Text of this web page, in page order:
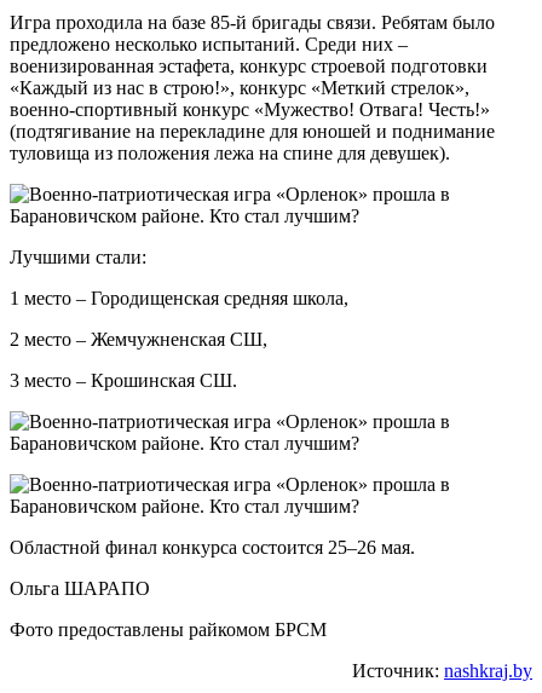
Игра проходила на базе 85-й бригады связи. Ребятам было
предложено несколько испытаний. Среди них –
военизированная эстафета, конкурс строевой подготовки
«Каждый из нас в строю!», конкурс «Меткий стрелок»,
военно-спортивный конкурс «Мужество! Отвага! Честь!»
(подтягивание на перекладине для юношей и поднимание
туловища из положения лежа на спине для девушек).
Лучшими стали:
1 место – Городищенская средняя школа,
2 место – Жемчужненская СШ,
3 место – Крошинская СШ.
Областной финал конкурса состоится 25–26 мая.
Ольга ШАРАПО
Фото предоставлены райкомом БРСМ
Источник: nashkraj.by